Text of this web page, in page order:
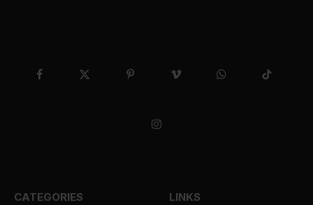
FacebookX
Pinterest Vimeo WhatsAppTikTok
Instagram
CATEGORIES LINKS